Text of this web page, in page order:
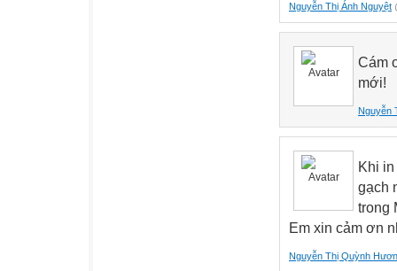
Nguyễn Thị Ánh Nguyệt
Cám
mới!
Nguyễn
Khi
gạch
trong
Em xin cảm ơn
Nguyễn Thị Quỳnh